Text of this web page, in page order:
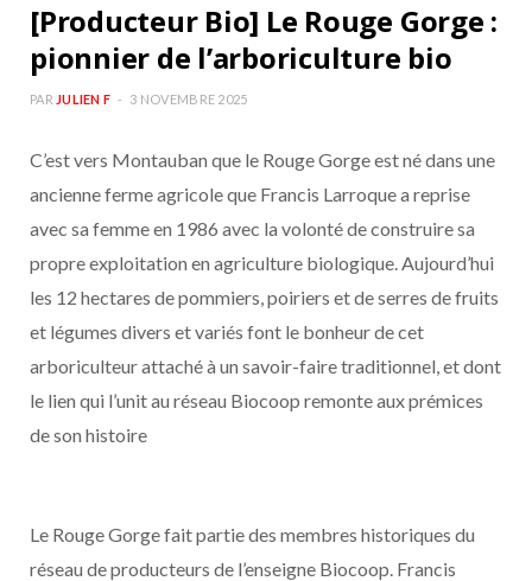
o
k
g
a
[Producteur Bio] Le Rouge Gorge :
pionnier de l’arboriculture bio
PAR JULIEN F 3 NOVEMBRE 2025
C’est vers Montauban que le Rouge Gorge est né dans une
ancienne ferme agricole que Francis Larroque a reprise
avec sa femme en 1986 avec la volonté de construire sa
propre exploitation en agriculture biologique. Aujourd’hui
les 12 hectares de pommiers, poiriers et de serres de fruits
et légumes divers et variés font le bonheur de cet
arboriculteur attaché à un savoir-faire traditionnel, et dont
le lien qui l’unit au réseau Biocoop remonte aux prémices
de son histoire
Le Rouge Gorge fait partie des membres historiques du
réseau de producteurs de l’enseigne Biocoop. Francis